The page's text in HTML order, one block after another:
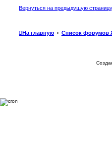
Вернуться на предыдущую страницу
На главную Список форумов